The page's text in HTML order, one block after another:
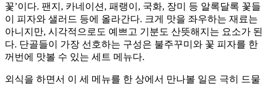
꽃’이다. 팬지, 카네이션, 패랭이, 국화, 장미 등 알록달록 꽃들
이 피자와 샐러드 등에 올라간다. 크게 맛을 좌우하는 재료는
아니지만, 시각적으로도 예쁘고 기분도 산뜻해지는 요소가 된
다. 단골들이 가장 선호하는 구성은 불주꾸미와 꽃 피자를 한
꺼번에 맛볼 수 있는 세트 메뉴다.
외식을 하면서 이 세 메뉴를 한 상에서 만나볼 일은 극히 드물